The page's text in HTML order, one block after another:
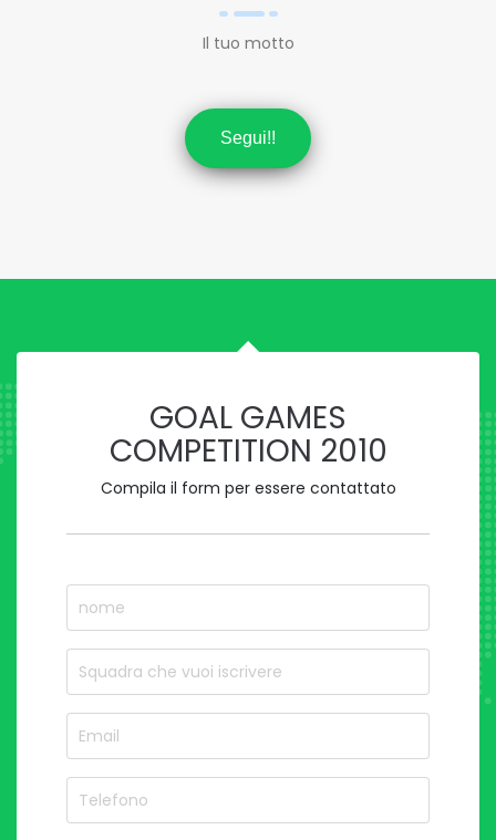
Il tuo motto
Segui!!
GOAL GAMES
COMPETITION 2010
Compila il form per essere contattato